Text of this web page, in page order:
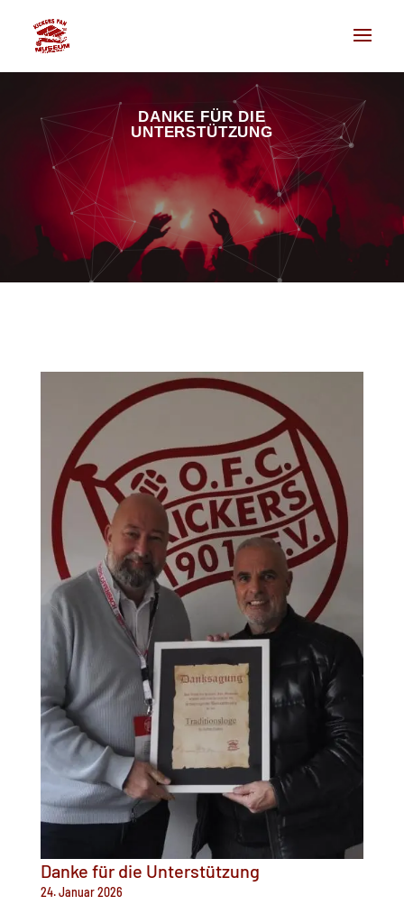
DANKE FÜR DIE
UNTERSTÜTZUNG
Danke für die Unterstützung
24. Januar 2026